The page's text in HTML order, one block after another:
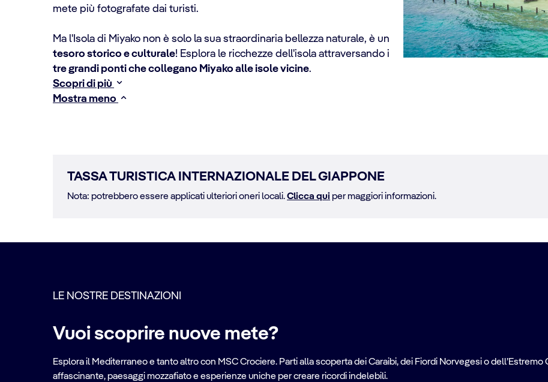
mete più fotografate dai turisti.
Ma l'Isola di Miyako non è solo la sua straordinaria bellezza naturale, è un
tesoro storico e culturale! Esplora le ricchezze dell'isola attraversando i
tre grandi ponti che collegano Miyako alle isole vicine.
Scopri di più
Mostra meno
TASSA TURISTICA INTERNAZIONALE DEL GIAPPONE
Nota: potrebbero essere applicati ulteriori oneri locali.Clicca qui per maggiori informazioni.
LE NOSTRE DESTINAZIONI
Vuoi scoprire nuove mete?
Esplora il Mediterraneo e tanto altro con MSC Crociere. Parti alla scoperta dei Caraibi, dei Fiordi Norvegesi o
affascinante, paesaggi mozzafiato e esperienze uniche per creare ricordi indelebili.